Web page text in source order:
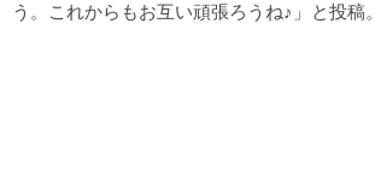
う。これからもお互い頑張ろうね♪」と投稿。